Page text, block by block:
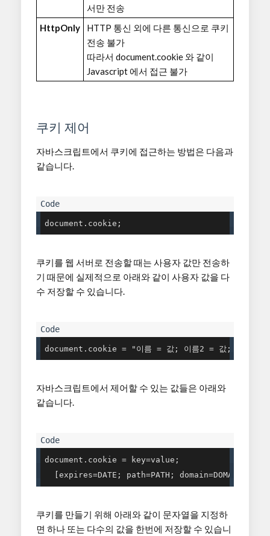
서만 전송
HttpOnly
HTTP 통신 외에 다른 통신으로 쿠키
전송 불가
따라서 document.cookie 와 같이
Javascript 에서 접근 불가
쿠키 제어
자바스크립트에서 쿠키에 접근하는 방법은 다음과
같습니다.
document.cookie;
쿠키를 웹 서버로 전송할 때는 사용자 값만 전송하
기 때문에 실제적으로 아래와 같이 사용자 값을 다
수 저장할 수 있습니다.
document.cookie = "이름 = 값; 이름2 = 값; 이름
자바스크립트에서 제어할 수 있는 값들은 아래와
같습니다.
document.cookie = key=value;
[expires=DATE; path=PATH; domain=DOMAIN;
쿠키를 만들기 위해 아래와 같이 문자열을 지정하
면 하나 또는 다수의 값을 한번에 저장할 수 있습니